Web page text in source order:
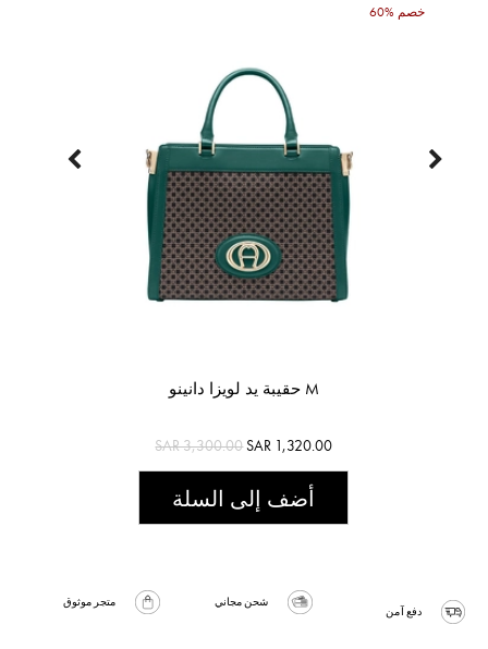
60% خصم
حقيبة يد لويزا دانينو M
SAR 3,300.00SAR 1,320.00
أضف إلى السلة